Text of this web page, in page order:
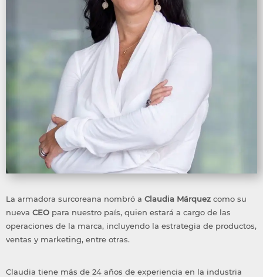
La armadora surcoreana nombró a Claudia Márquez como su
nueva CEO para nuestro país, quien estará a cargo de las
operaciones de la marca, incluyendo la estrategia de productos,
ventas y marketing, entre otras.
Claudia tiene más de 24 años de experiencia en la industria